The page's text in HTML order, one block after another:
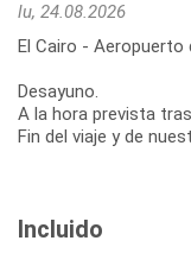
lu, 24.08.2026
El Cairo - Aeropuerto
Desayuno.
A la hora prevista
Fin del viaje y de
Incluido